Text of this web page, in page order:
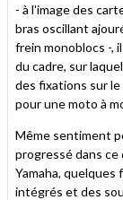
- à l'image des
bras oscillant
frein monoblocs -,
du cadre, sur
des fixations sur
pour une moto à
Même sentiment
progressé dans ce
Yamaha,
intégrés et des